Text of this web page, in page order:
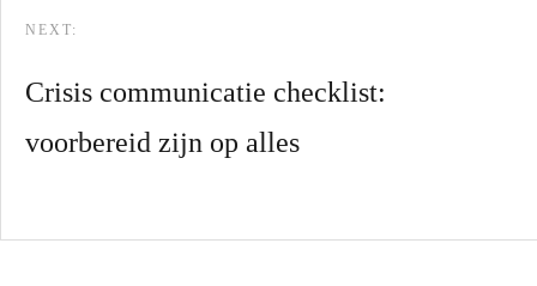
NEXT:
Crisis communicatie checklist:
voorbereid zijn op alles